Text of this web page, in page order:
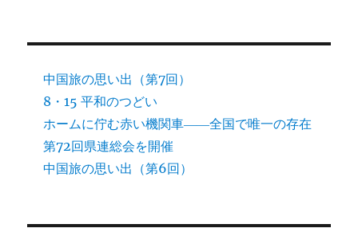
中国旅の思い出（第7回）
8・15 平和のつどい
ホームに佇む赤い機関車――全国で唯一の存在
第72回県連総会を開催
中国旅の思い出（第6回）